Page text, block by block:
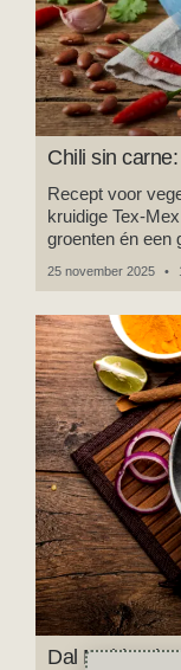
Chili sin
Recept voor
kruidige Tex-
groenten én een
25 november 2025
Dal Makhani